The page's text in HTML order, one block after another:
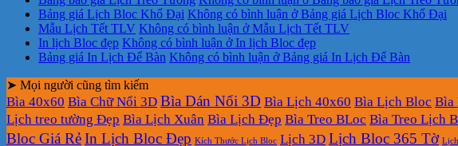
Bảng giá Lịch Bloc Khổ Đại Không có bình luận ở Bảng giá Lịch Bloc Khổ Đại
Mẫu Lịch Tết TLV Không có bình luận ở Mẫu Lịch Tết TLV
In lịch Bloc đẹp Không có bình luận ở In lịch Bloc đẹp
Bảng giá In Lịch Để Bàn Không có bình luận ở Bảng giá In Lịch Để Bàn
➤ Mọi người cũng tìm kiếm
Bìa 40x60 Bìa Chữ Nổi 3D Bìa Dán Nổi 3D Bìa Lịch 40x60 Bìa Lịch Bloc Bìa
Lịch treo tường Đẹp Bìa Lịch Xuân Bìa Lịch Đẹp Bìa Treo BLoc Bìa Treo Lịch
Bloc Giá RẻIn Lịch Bloc Đẹp Kích Thước Lịch Bloc Lịch 3D Lịch Bloc 365 Tờ